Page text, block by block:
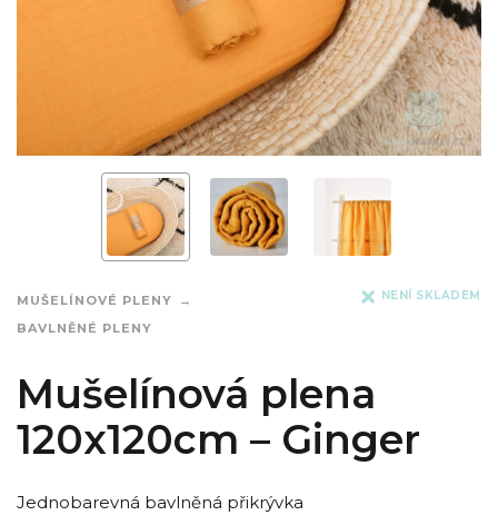
MUŠELÍNOVÉ PLENY
BAVLNĚNÉ PLENY
NENÍ SKLADEM
Mušelínová plena
120x120cm – Ginger
Jednobarevná bavlněná přikrývka